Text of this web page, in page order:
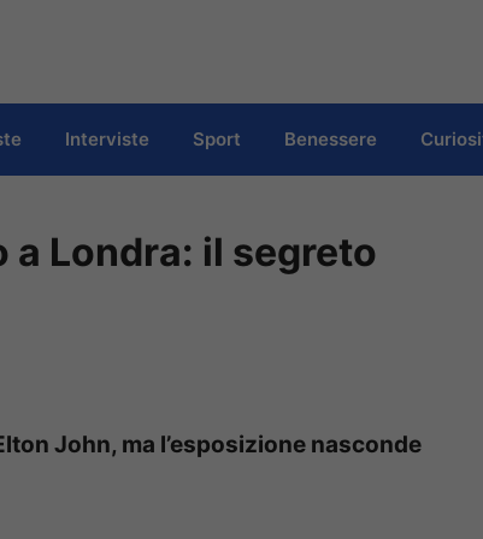
Interviste Sport Benessere
Londra: il segreto
John, ma l’esposizione nasconde